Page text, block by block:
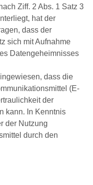
Ziff. 2 Abs. 1 Satz 3
hat der
dass der
sich mit Aufnahme
Datengeheimnisses
dass die
(E-
der
kann. In Kenntnis
der Nutzung
durch den